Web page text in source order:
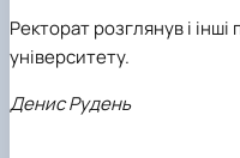
Ректорат розглянув і
університету.
Денис Рудень